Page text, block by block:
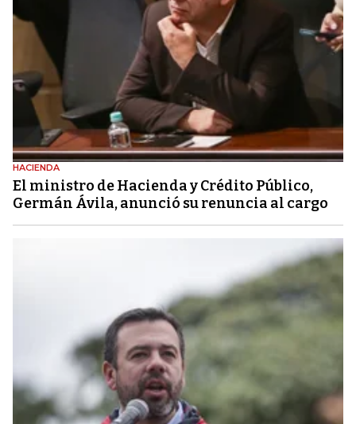
HACIENDA
El ministro de Hacienda y Crédito Público,
Germán Ávila, anunció su renuncia al cargo